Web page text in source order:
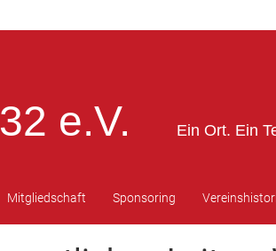
e.V. Ein Ort. Ein
Mitgliedschaft Sponsoring